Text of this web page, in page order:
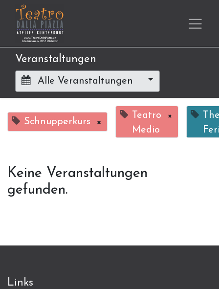
Veranstaltungen
Alle Veranstaltungen
Schnupperkurs ×
Teatro
Medio
×
Keine Veranstaltungen
gefunden.
Links